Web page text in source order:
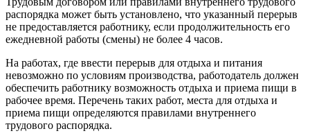
распорядка может быть установлено, что указанный перерыв
не предоставляется работнику, если продолжительность его
ежедневной работы (смены) не более 4 часов.
На работах, где ввести перерыв для отдыха и питания
невозможно по условиям производства, работодатель должен
обеспечить работнику возможность отдыха и приема пищи в
рабочее время. Перечень таких работ, места для отдыха и
приема пищи определяются правилами внутреннего
трудового распорядка.